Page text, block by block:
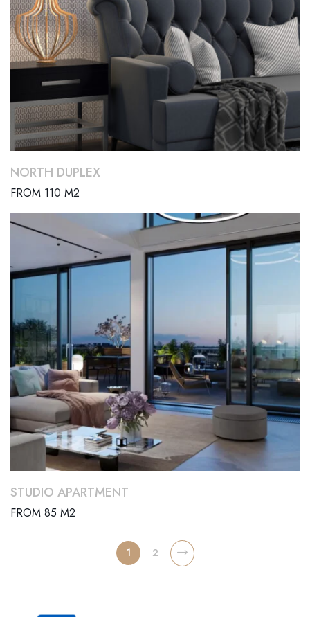
NORTH DUPLEX
FROM 110 M2
STUDIO APARTMENT
FROM 85 M2
1 2